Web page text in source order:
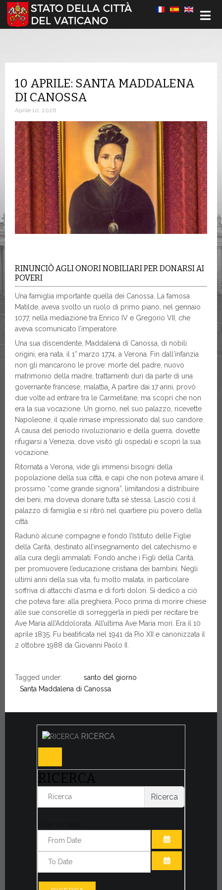
Seleziona la tua lingua
10 APRILE: SANTA MADDALENA
DI CANOSSA
Aprile 10, 2026
RINUNCIÒ AGLI ONORI NOBILIARI PER DONARSI AI
POVERI
Una famiglia importante quella dei Canossa. La famosa
Matilde, aveva svolto un ruolo di primo piano, nel gennaio
1077, nella mediazione tra Enrico IV e Gregorio VII, che
aveva scomunicato l’imperatore.
Una sua discendente, Maddalena di Canossa, di nobili
origini, era nata, il 1° marzo 1774, a Verona. Fin dall'infanzia
non gli mancarono le prove: morte del padre, nuovo
matrimonio della madre, trattamenti duri da parte di una
governante francese, malattia. A partire dai 17 anni, provò
due volte ad entrare tra le Carmelitane, ma scoprì che non
era la sua vocazione. Un giorno, nel suo palazzo, ricevette
Napoleone, il quale rimase impressionato dal suo candore.
A causa del periodo rivoluzionario e della guerra, dovette
rifugiarsi a Venezia, dove visitò gli ospedali e scoprì la sua
vocazione.
Ritornata a Verona, vide gli immensi bisogni della
popolazione della sua città, e capì che non poteva amare il
prossimo “come grande signora”, limitandosi a distribuire
dei beni, ma doveva donare tutta sé stessa. Lasciò così il
palazzo di famiglia e si ritirò nel quartiere più povero della
città.
Radunò alcune compagne e fondò l’Istituto delle Figlie
della Carità, destinato all’insegnamento del catechismo e
alla cura degli ammalati. Fondò anche i Figli della Carità,
per promuovere l’educazione cristiana dei bambini. Negli
ultimi anni della sua vita, fu molto malata, in particolare
soffriva di attacchi d'asma e di forti dolori. Si dedicò a ciò
che poteva fare: alla preghiera. Poco prima di morire chiese
alle sue consorelle di sorreggerla in piedi per recitare tre
Ave Maria all’Addolorata. All’ultima Ave Maria morì. Era il 10
aprile 1835. Fu beatificata nel 1941 da Pio XII e canonizzata il
2 ottobre 1988 da Giovanni Paolo II.
Tagged under:
santo del giorno
Santa Maddalena di Canossa
RICERCA
RICERCA
Ricerca
APRI IL